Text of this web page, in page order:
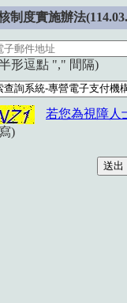
度實施辦法
形逗點 "," 間隔)
若您為視障人
)